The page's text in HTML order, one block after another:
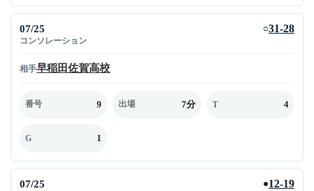
07/25
コンソレーション
○31-28
相手早稲田佐賀高校
番号 9 出場 7分 T 4
G 1
07/25 ●12-19